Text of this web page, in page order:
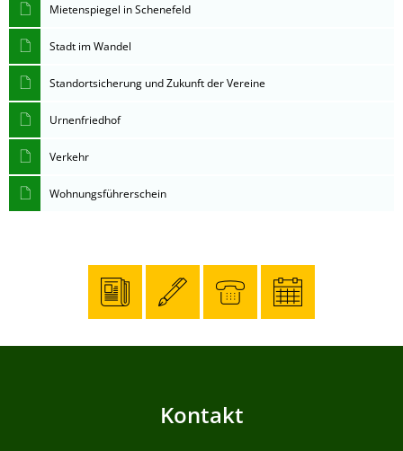
Mietenspiegel in Schenefeld
Stadt im Wandel
Standortsicherung und Zukunft der Vereine
Urnenfriedhof
Verkehr
Wohnungsführerschein
Kontakt